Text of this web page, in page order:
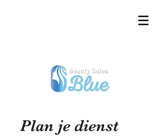
Plan je dienst